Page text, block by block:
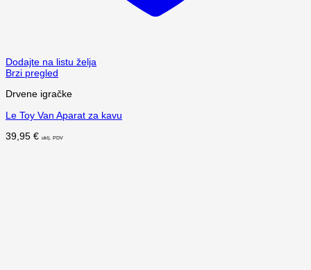
Dodajte na listu želja
Brzi pregled
Drvene igračke
Le Toy Van Aparat za kavu
39,95 € uklj. PDV